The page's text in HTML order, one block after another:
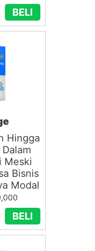
BELI
Hingga
Meski
Bisnis
Modal
BELI